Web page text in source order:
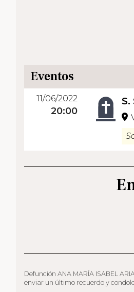
Eventos
11/06/2022
20:00
S.
Defunción ANA MARÍA ISABEL
enviar un último recuerdo y